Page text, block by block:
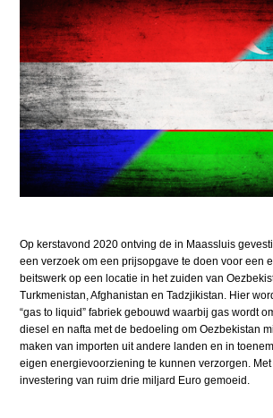
Op kerstavond 2020 ontving de in Maassluis
een verzoek om een prijsopgave te doen voor een
beitswerk op een locatie in het zuiden van
Turkmenistan, Afghanistan en Tadzjikistan. Hier
“gas to liquid” fabriek gebouwd waarbij gas wordt
diesel en nafta met de bedoeling om Oezbekistan
maken van importen uit andere landen en in
eigen energievoorziening te kunnen verzorgen.
investering van ruim drie miljard Euro gemoeid.